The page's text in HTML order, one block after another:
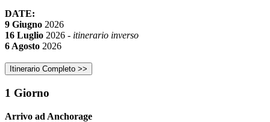
DATE:
9 Giugno 2026
16 Luglio 2026 - itinerario inverso
6 Agosto 2026
Itinerario Completo >>
1 Giorno
Arrivo ad Anchorage